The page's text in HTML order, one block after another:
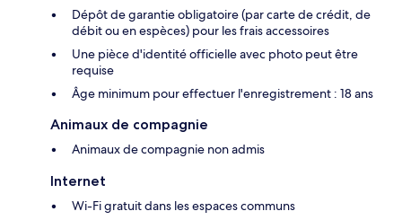
Dépôt de garantie obligatoire (par carte de crédit, de
débit ou en espèces) pour les frais accessoires
Une pièce d'identité officielle avec photo peut être
requise
Âge minimum pour effectuer l'enregistrement : 18 ans
Animaux de compagnie
Animaux de compagnie non admis
Internet
Wi-Fi gratuit dans les espaces communs